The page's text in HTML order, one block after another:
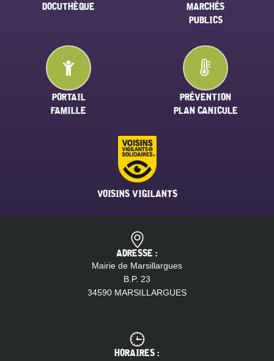
DOCUTHÈQUE
MARCHÉS
PUBLICS
PORTAIL
FAMILLE
PRÉVENTION
PLAN CANICULE
VOISINS VIGILANTS
ADRESSE :
Mairie de Marsillargues
B.P. 23
34590 MARSILLARGUES
HORAIRES :